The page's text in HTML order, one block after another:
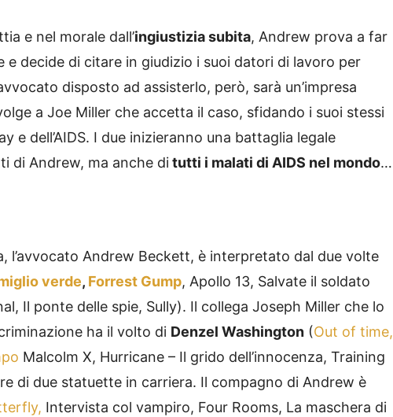
e nel morale dall’ingiustizia subita, Andrew prova a far
e decide di citare in giudizio i suoi datori di lavoro per
disposto ad assisterlo, però, sarà un’impresa
a Joe Miller che accetta il caso, sfidando i suoi stessi
e dell’AIDS. I due inizieranno una battaglia legale
di Andrew, ma anche ditutti i malati di AIDS nel mondo…
l’avvocato Andrew Beckett, è interpretato dal due volte
verde, Forrest Gump, Apollo 13, Salvate il soldato
Il ponte delle spie, Sully). Il collega Joseph Miller che lo
ha il volto di Denzel Washington (Out of time,
Malcolm X, Hurricane – Il grido dell’innocenza, Training
di due statuette in carriera. Il compagno di Andrew è
Intervista col vampiro, Four Rooms, La maschera di